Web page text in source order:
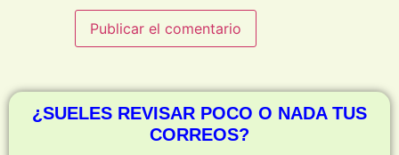
¿SUELES REVISAR POCO O NADA TUS
CORREOS?